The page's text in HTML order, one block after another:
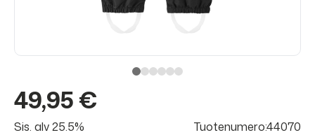
49,95 €
Sis. alv 25.5% Tuotenumero:44070